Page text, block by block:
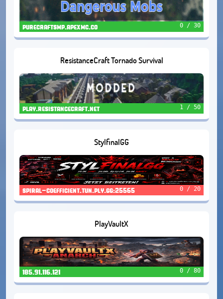
purecraftsmp.apexmc.co 0 / 30
ResistanceCraft Tornado Survival
play.resistancecraft.net 1 / 50
StylfinalGG
spiral-coefficient.tun.ply.gg:25565 0 / 20
PlayVaultX
185.91.116.121 0 / 80